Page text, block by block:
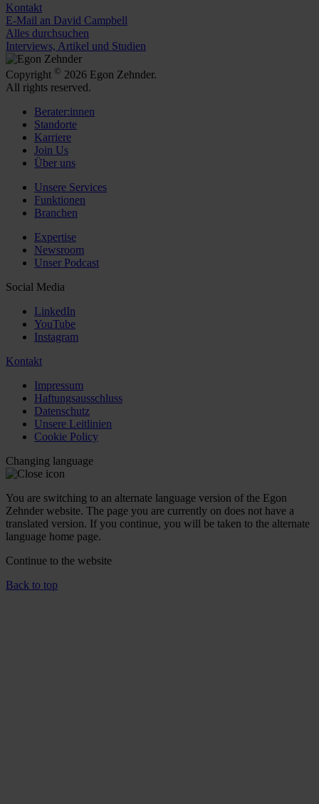
Kontakt
E-Mail an David Campbell
Alles durchsuchen
Interviews, Artikel und Studien
Copyright © 2026 Egon Zehnder.
All rights reserved.
Berater:innen
Standorte
Karriere
Join Us
Über uns
Unsere Services
Funktionen
Branchen
Expertise
Newsroom
Unser Podcast
Social Media
LinkedIn
YouTube
Instagram
Kontakt
Impressum
Haftungsausschluss
Datenschutz
Unsere Leitlinien
Cookie Policy
Changing language
You are switching to an alternate language version of the Egon
Zehnder website. The page you are currently on does not have a
translated version. If you continue, you will be taken to the alternate
language home page.
Continue to the website
Back to top